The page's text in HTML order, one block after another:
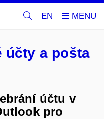
EN
účty a pošta
účtu v
pro